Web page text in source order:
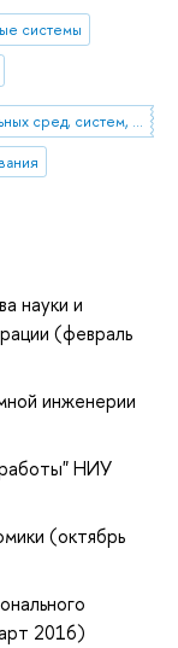
системы
50.07.03 Теория и моделирование вычислительных сред, систем, комплексов и сетей
науки и
(февраль
инженерии
НИУ
(октябрь
2016)